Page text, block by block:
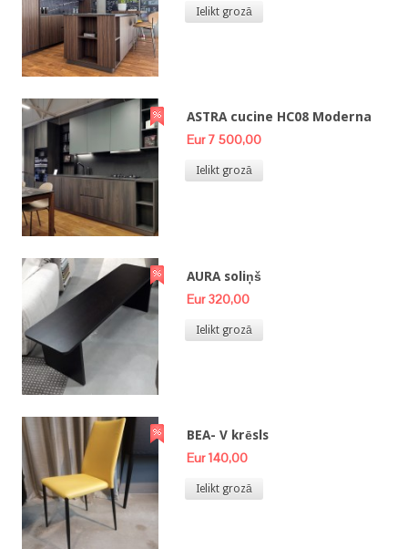
Ielikt grozā
ASTRA cucine HC08 Moderna
Eur 7 500,00
Ielikt grozā
AURA soliņš
Eur 320,00
Ielikt grozā
BEA- V krēsls
Eur 140,00
Ielikt grozā